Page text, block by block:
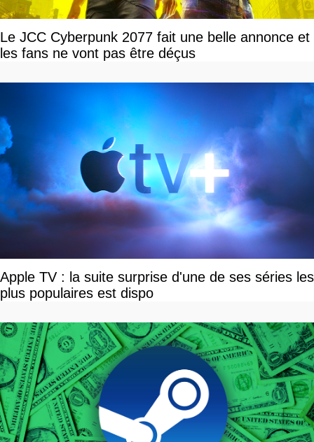
Le JCC Cyberpunk 2077 fait une belle annonce et
les fans ne vont pas être déçus
Apple TV : la suite surprise d'une de ses séries les
plus populaires est dispo